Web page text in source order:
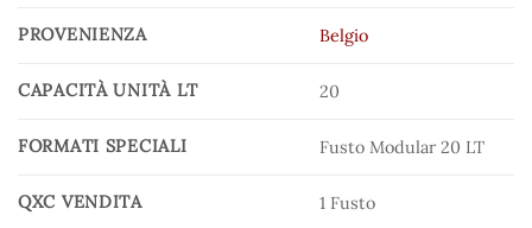
PROVENIENZA Belgio
CAPACITÀ UNITÀ LT 20
FORMATI SPECIALI Fusto Modular 20 LT
QXC VENDITA 1 Fusto